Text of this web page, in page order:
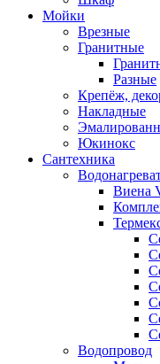
Мойки
Врезные
Гранитные
Разные
Крепёж,
Накладные
Юкинокс
Сантехника
Виена
Водопровод